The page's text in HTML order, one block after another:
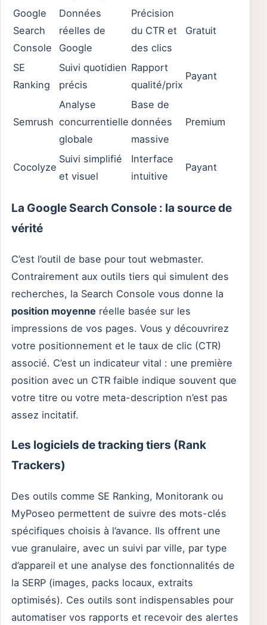
Google
Search
Console
Données
réelles de
Google
Précision
du CTR et
des clics
Gratuit
SE
Ranking
Suivi quotidien
précis
Rapport
qualité/prix
Payant
Semrush
Analyse
concurrentielle
globale
Base de
données
massive
Premium
Cocolyze
Suivi simplifié
et visuel
Interface
intuitive
Payant
La Google Search Console : la source de
vérité
C’est l’outil de base pour tout webmaster.
Contrairement aux outils tiers qui simulent des
recherches, la Search Console vous donne la
position moyenne réelle basée sur les
impressions de vos pages. Vous y découvrirez
votre positionnement et le taux de clic (CTR)
associé. C’est un indicateur vital : une première
position avec un CTR faible indique souvent que
votre titre ou votre meta-description n’est pas
assez incitatif.
Les logiciels de tracking tiers (Rank
Trackers)
Des outils comme SE Ranking, Monitorank ou
MyPoseo permettent de suivre des mots-clés
spécifiques choisis à l’avance. Ils offrent une
vue granulaire, avec un suivi par ville, par type
d’appareil et une analyse des fonctionnalités de
la SERP (images, packs locaux, extraits
optimisés). Ces outils sont indispensables pour
automatiser vos rapports et recevoir des alertes